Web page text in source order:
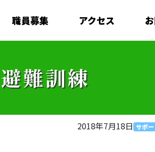
職員募集 アクセス
難訓練
2018年7月18日 サポ